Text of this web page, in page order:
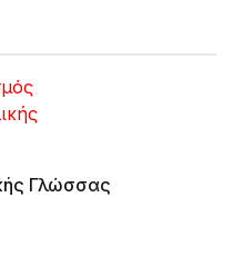
Γλώσσας